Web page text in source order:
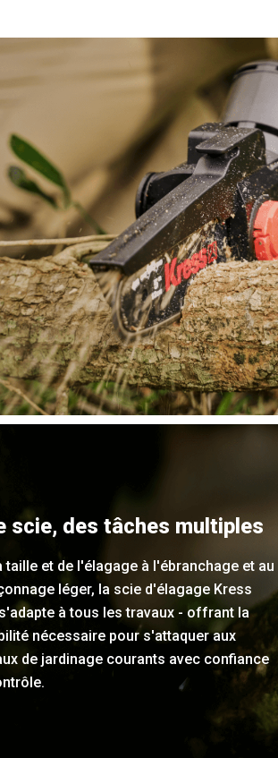
scie, des tâches multiples
taille et de l'élagage à l'ébranchage et au
léger, la scie d'élagage Kress
à tous les travaux - offrant la
nécessaire pour s'attaquer aux
de jardinage courants avec confiance